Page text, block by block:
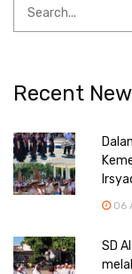
Recent
06
SD